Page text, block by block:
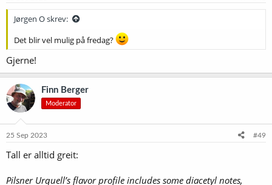
Jørgen O skrev:
Det blir vel mulig på fredag?
Gjerne!
Finn Berger
Moderator
25 Sep 2023 #49
Tall er alltid greit:
Pilsner Urquell’s flavor profile includes some diacetyl notes,